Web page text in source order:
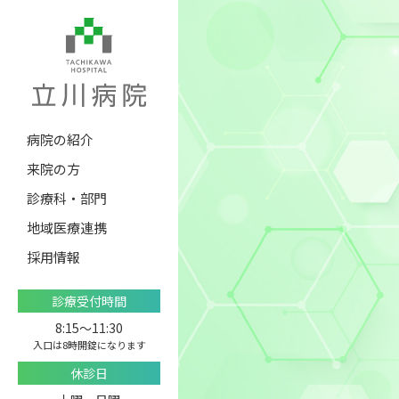
病院の紹介
来院の方
診療科・部門
地域医療連携
採用情報
診療受付時間
8:15〜11:30
入口は8時開錠になります
休診日